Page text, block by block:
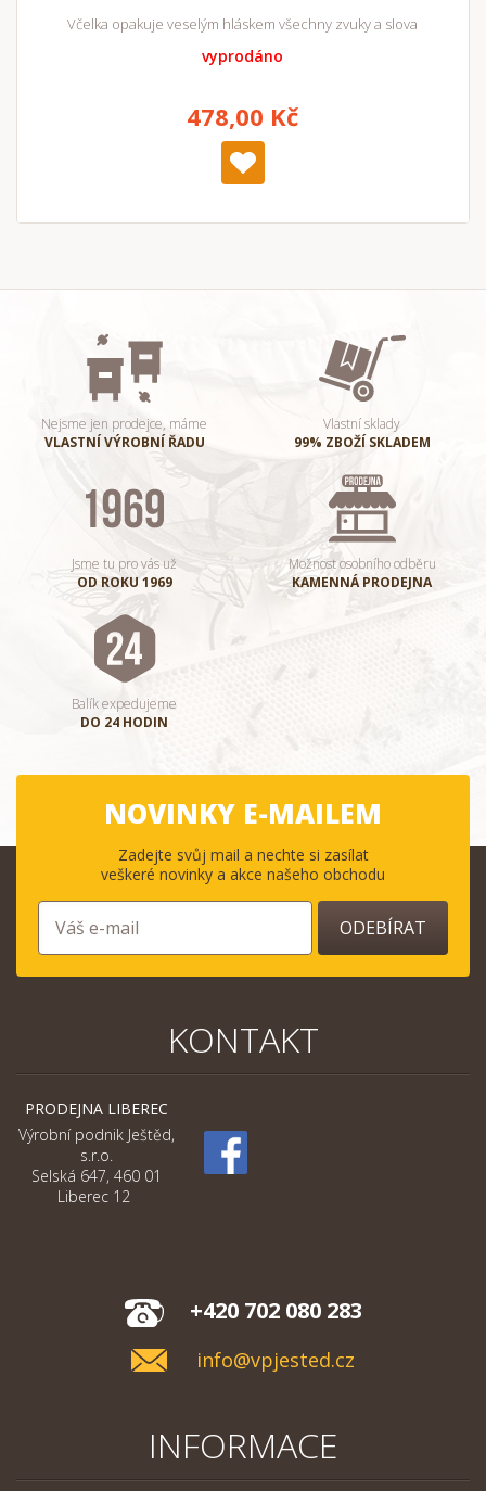
Včelka opakuje veselým hláskem všechny zvuky a slova
vyprodáno
478,00 Kč
Nejsme jen prodejce, máme
VLASTNÍ VÝROBNÍ ŘADU
Vlastní sklady
99% ZBOŽÍ SKLADEM
Jsme tu pro vás už
OD ROKU 1969
Možnost osobního odběru
KAMENNÁ PRODEJNA
Balík expedujeme
DO 24 HODIN
NOVINKY E-MAILEM
Zadejte svůj mail a nechte si zasílat
veškeré novinky a akce našeho obchodu
ODEBÍRAT
KONTAKT
PRODEJNA LIBEREC
Výrobní podnik Ještěd,
s.r.o.
Selská 647, 460 01
Liberec 12
+420 702 080 283
info@vpjested.cz
INFORMACE